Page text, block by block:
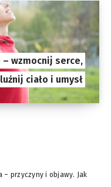
– wzmocnij serce,
ciało i umysł
przyczyny i objawy. Jak